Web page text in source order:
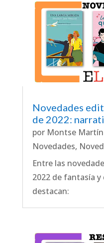
Novedades
de 2022:
por Montse Martín
Novedades,
Entre las
2022 de fantasía
destacan: